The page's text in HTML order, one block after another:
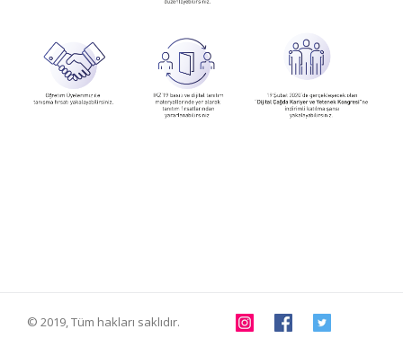
© 2019, Tüm hakları saklıdır.